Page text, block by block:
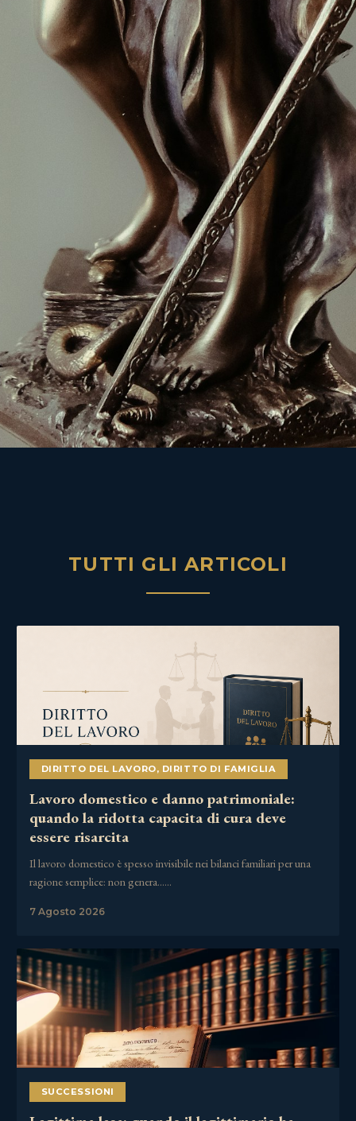
TUTTI GLI ARTICOLI
DIRITTO DEL LAVORO, DIRITTO DI FAMIGLIA
Lavoro domestico e danno patrimoniale:
quando la ridotta capacita di cura deve
essere risarcita
Il lavoro domestico è spesso invisibile nei bilanci familiari per una
ragione semplice: non genera……
7 Agosto 2026
SUCCESSIONI